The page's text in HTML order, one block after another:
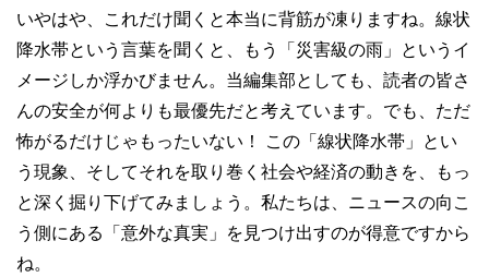
いやはや、これだけ聞くと本当に背筋が凍りますね。線状
降水帯という言葉を聞くと、もう「災害級の雨」というイ
メージしか浮かびません。当編集部としても、読者の皆さ
んの安全が何よりも最優先だと考えています。でも、ただ
怖がるだけじゃもったいない！ この「線状降水帯」とい
う現象、そしてそれを取り巻く社会や経済の動きを、もっ
と深く掘り下げてみましょう。私たちは、ニュースの向こ
う側にある「意外な真実」を見つけ出すのが得意ですから
ね。